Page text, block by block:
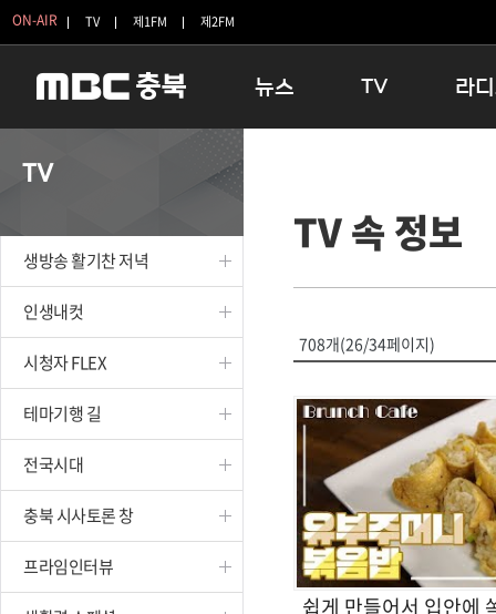
ON-AIR TV 제1FM 제2FM
뉴스
보은
옥천
TV
인생내컷
테마기행 길
시청자 FLEX
특집프로그램
종영프로그램
라
16:00 완
우리 고
TV
생방송 활기찬 저녁
인생내컷
시청자 FLEX
테마기행 길
전국시대
충북 시사토론 창
프라임인터뷰
TV 속 정보
708개(26/34페이지)
쉽게 만들어서 입안에